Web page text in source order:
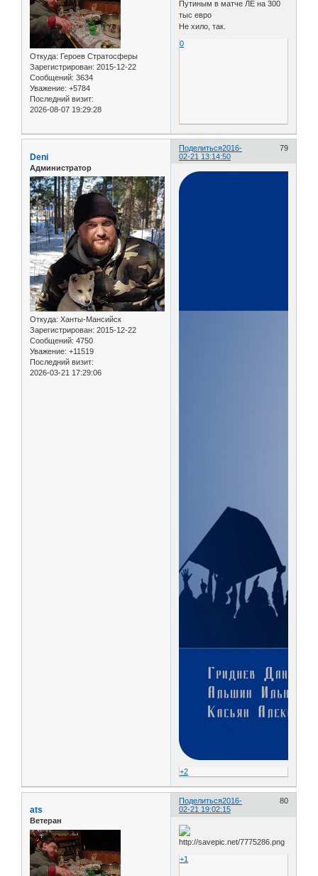
Откуда: Героев Стратосферы
Зарегистрирован: 2015-12-22
Сообщений: 3634
Уважение: +5784
Последний визит:
2026-08-07 19:29:28
Путиным в матче ЛЕ на 300
тыс евро
Не хило, так.
0
Поделиться 79
2016-
02-21 13:14:50
Deni
Администратор
Откуда: Ханты-Мансийск
Зарегистрирован: 2015-12-22
Сообщений: 4750
Уважение: +11519
Последний визит:
2026-03-21 17:29:06
+2
Поделиться 80
2016-
02-21 19:02:15
ats
Ветеран
+1